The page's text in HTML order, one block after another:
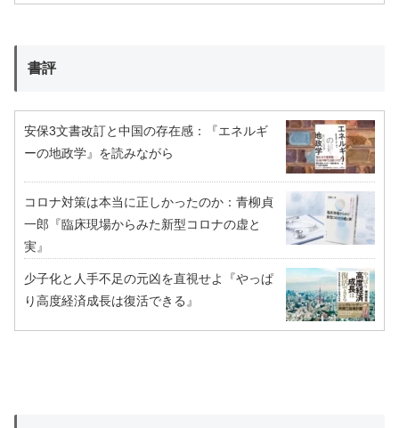
書評
安保3文書改訂と中国の存在感：『エネルギ
ーの地政学』を読みながら
コロナ対策は本当に正しかったのか：青柳貞
一郎『臨床現場からみた新型コロナの虚と
実』
少子化と人手不足の元凶を直視せよ『やっぱ
り高度経済成長は復活できる』